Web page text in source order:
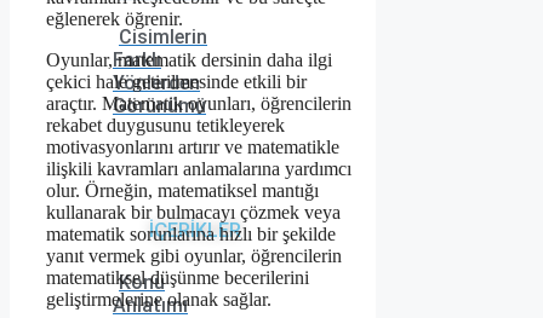
Cisimlerin
Farklı
Yönlerden
Görünümü
İÇERİKLER
Konu
Anlatımı
eğlenerek öğrenir.
Oyunlar, matematik dersinin daha ilgi
çekici hale getirilmesinde etkili bir
araçtır. Matematik oyunları, öğrencilerin
rekabet duygusunu tetikleyerek
motivasyonlarını artırır ve matematikle
ilişkili kavramları anlamalarına yardımcı
olur. Örneğin, matematiksel mantığı
kullanarak bir bulmacayı çözmek veya
matematik sorunlarına hızlı bir şekilde
yanıt vermek gibi oyunlar, öğrencilerin
matematiksel düşünme becerilerini
geliştirmelerine olanak sağlar.